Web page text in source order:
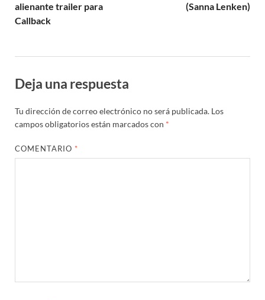
alienante trailer para
Callback
(Sanna Lenken)
Deja una respuesta
Tu dirección de correo electrónico no será publicada. Los
campos obligatorios están marcados con *
COMENTARIO *